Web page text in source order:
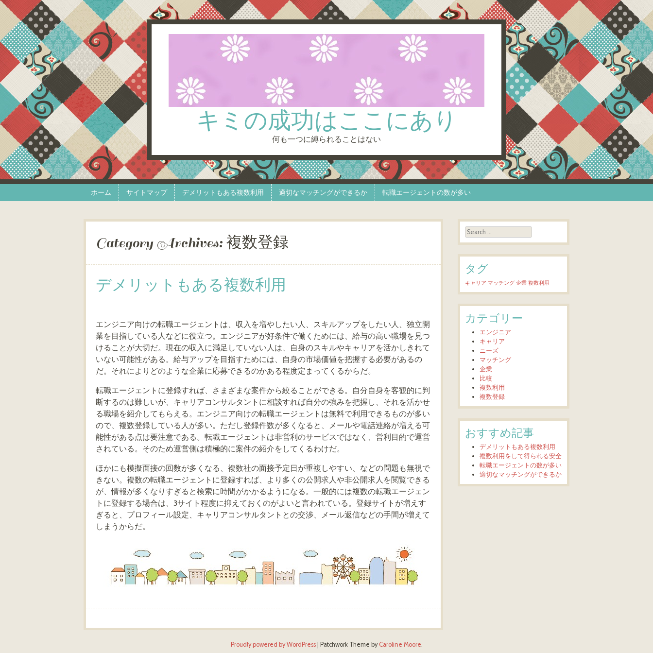
キミの成功はここにあり
何も一つに縛られることはない
ホーム サイトマップ デメリットもある複数利用 適切なマッチングができるか 転職エージェントの数が多い
Category Archives: 複数登録
デメリットもある複数利用
エンジニア向けの転職エージェントは、収入を増やしたい人、スキルアップをしたい人、独立開
業を目指している人などに役立つ。エンジニアが好条件で働くためには、給与の高い職場を見つ
けることが大切だ。現在の収入に満足していない人は、自身のスキルやキャリアを活かしきれて
いない可能性がある。給与アップを目指すためには、自身の市場価値を把握する必要があるの
だ。それによりどのような企業に応募できるのかある程度定まってくるからだ。
転職エージェントに登録すれば、さまざまな案件から絞ることができる。自分自身を客観的に判
断するのは難しいが、キャリアコンサルタントに相談すれば自分の強みを把握し、それを活かせ
る職場を紹介してもらえる。エンジニア向けの転職エージェントは無料で利用できるものが多い
ので、複数登録している人が多い。ただし登録件数が多くなると、メールや電話連絡が増える可
能性がある点は要注意である。転職エージェントは非営利のサービスではなく、営利目的で運営
されている。そのため運営側は積極的に案件の紹介をしてくるわけだ。
ほかにも模擬面接の回数が多くなる、複数社の面接予定日が重複しやすい、などの問題も無視で
きない。複数の転職エージェントに登録すれば、より多くの公開求人や非公開求人を閲覧できる
が、情報が多くなりすぎると検索に時間がかかるようになる。一般的には複数の転職エージェン
トに登録する場合は、3サイト程度に抑えておくのがよいと言われている。登録サイトが増えす
ぎると、プロフィール設定、キャリアコンサルタントとの交渉、メール返信などの手間が増えて
しまうからだ。
Post navigation
Search
タグ
キャリア マッチング 企業 複数利用
カテゴリー
エンジニア
キャリア
ニーズ
マッチング
企業
比較
複数利用
複数登録
おすすめ記事
デメリットもある複数利用
複数利用をして得られる安全
転職エージェントの数が多い
適切なマッチングができるか
Proudly powered by WordPress Patchwork Theme by Caroline Moore.